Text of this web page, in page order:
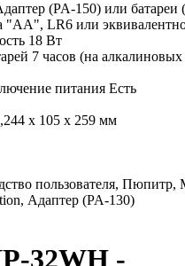
(PA-150) или батареи
"AA", LR6 или
18 Вт
7 часов (на алкалиновых
питания Есть
х 105 х 259 мм
пользователя, Пюпитр,
Адаптер (PA-130)
32WH -